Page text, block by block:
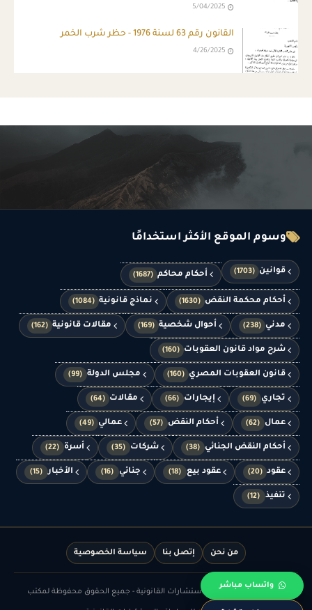
واتساب مباشر
5/04/2025
القانون رقم 63 لسنة 1976 - حظر شرب الخمر
4/26/2025
وسوم الموقع الأكثر استخدامًا
قوانين (1703) أحكام محاكم (1687)
أحكام محكمة النقض (1630) نماذج قانونية (1084)
مدني (238) أحوال شخصية (169) مقالات قانونية (162)
شرح مواد قانون العقوبات (160)
قانون العقوبات المصري (160) مجلس الدولة (99)
تجاري (69) إيجارات (66) مقالات (64)
عمال (62) أحكام النقض (57) عمالي (49)
أحكام النقض الجنائي (38) شركات (35) أسرة (22)
عقود (20) عقود بيع (18) جنائي (16) الأخبار (15)
تنفيذ (12)
من نحن إتصل بنا سياسة الخصوصية
© الدهشان للمحاماة والاستشارات القانونية - جميع الحقوق محفوظة لمكتب